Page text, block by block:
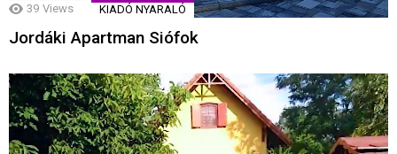
39 Views KIADÓ NYARALÓ
Jordáki Apartman Siófok